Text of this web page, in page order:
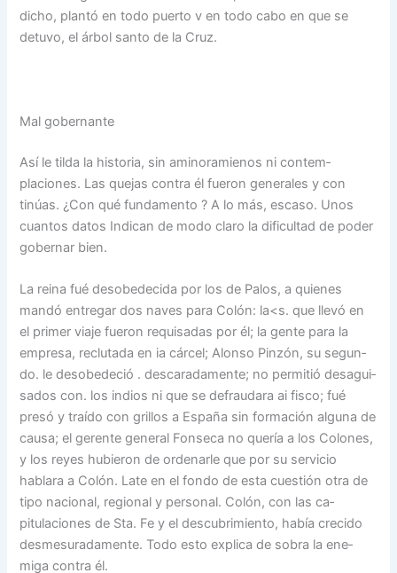
dicho, plantó en todo puerto v en todo cabo en que se
detuvo, el árbol santo de la Cruz.
Mal gobernante
Así le tilda la historia, sin aminoramienos ni contem­
placiones. Las quejas contra él fueron generales y con
tinúas. ¿Con qué fundamento ? A lo más, escaso. Unos
cuan­tos datos Indican de modo cla­ro la dificultad de poder
go­bernar bien.
La reina fué desobedecida por los de Palos, a quienes
mandó entregar dos naves pa­ra Colón: la<s. que llevó en
el primer viaje fueron requisa­das por él; la gente para la
empresa, reclutada en ia cár­cel; Alonso Pinzón, su segun­
do. le desobedeció . descarada­mente; no permitió desagui­
sados con. los indios ni que se defraudara ai fisco; fué
presó y traído con grillos a España sin formación alguna de
causa; el gerente general Fonseca no quería a los Colones,
y los reyes hubieron de ordenarle que por su servi­cio
hablara a Colón. Late en el fondo de esta cuestión otra de
tipo nacional, regional y personal. Colón, con las ca­
pitulaciones de Sta. Fe y el descubrimiento, había creci­do
desmesuradamente. Todo esto explica de sobra la ene­
miga contra él.